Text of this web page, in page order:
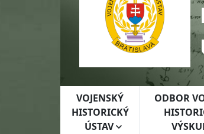
VOJENSKÝ
HISTORICKÝ
ÚSTAV
ODBOR